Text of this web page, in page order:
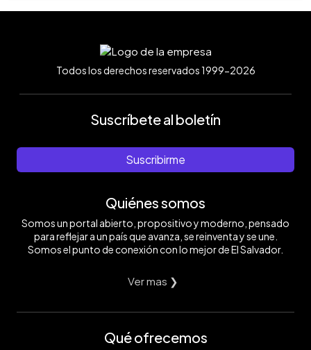
Todos los derechos reservados 1999-2026
Suscríbete al boletín
Suscribirme
Quiénes somos
Somos un portal abierto, propositivo y moderno, pensado
para reflejar a un país que avanza, se reinventa y se une.
Somos el punto de conexión con lo mejor de El Salvador.
Ver mas ❯
Qué ofrecemos